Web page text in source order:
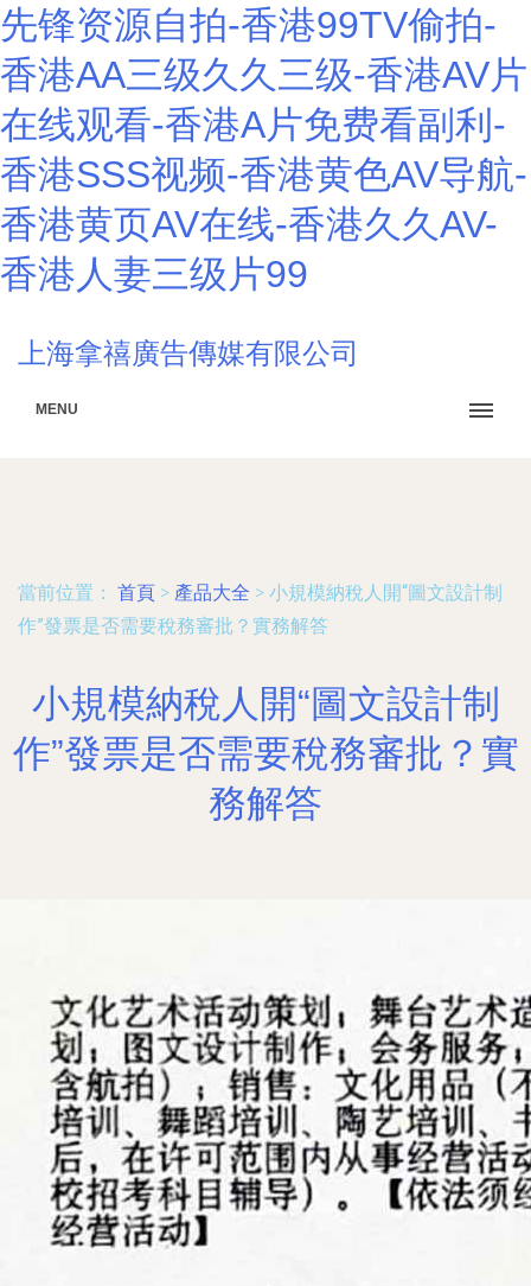
先锋资源自拍-香港99TV偷拍-
香港AA三级久久三级-香港AV片
在线观看-香港A片免费看副利-
香港SSS视频-香港黄色AV导航-
香港黄页AV在线-香港久久AV-
香港人妻三级片99
上海拿禧廣告傳媒有限公司
MENU
當前位置： 首頁 > 產品大全 > 小規模納稅人開“圖文設計制
作”發票是否需要稅務審批？實務解答
小規模納稅人開“圖文設計制
作”發票是否需要稅務審批？實
務解答